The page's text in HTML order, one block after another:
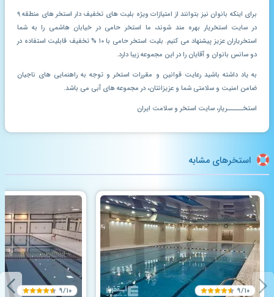
برای اینکه بانوان نیز بتوانند از امتیازات ویژه بلیت های تخفیف دار استخر های منطقه ۹
در سایت استخریار بهره مند شوند، ما استخر حامی در خیابان هاشمی را به شما
استخریاران عزیز پیشنهاد می کنیم. بلیت استخر حامی با ۱۰ % تخفیف قابلیت استفاده در
دو سانس بانوان و آقایان را در این مجموعه زیبا دارد.
به یاد داشته باشید رعایت قوانین و مقررات استخر و توجه به راهنمایی های ناجیان
ضامن امنیت و سلامتی شما و عزیزانتان، در مجموعه های آبی می باشد.
استخـــــریار، سایت استخر و سلامت ایران
استخرهای مشابه
۹/۱۰ ۹/۱۰